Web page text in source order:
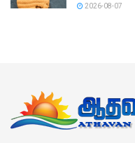
2026-08-07